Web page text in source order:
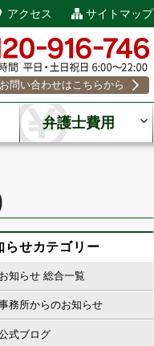
アクセス サイトマップ
問い合わせはこちらから
弁護士費用
らせカテゴリー
お知らせ 総合一覧
務所からのお知らせ
式ブログ